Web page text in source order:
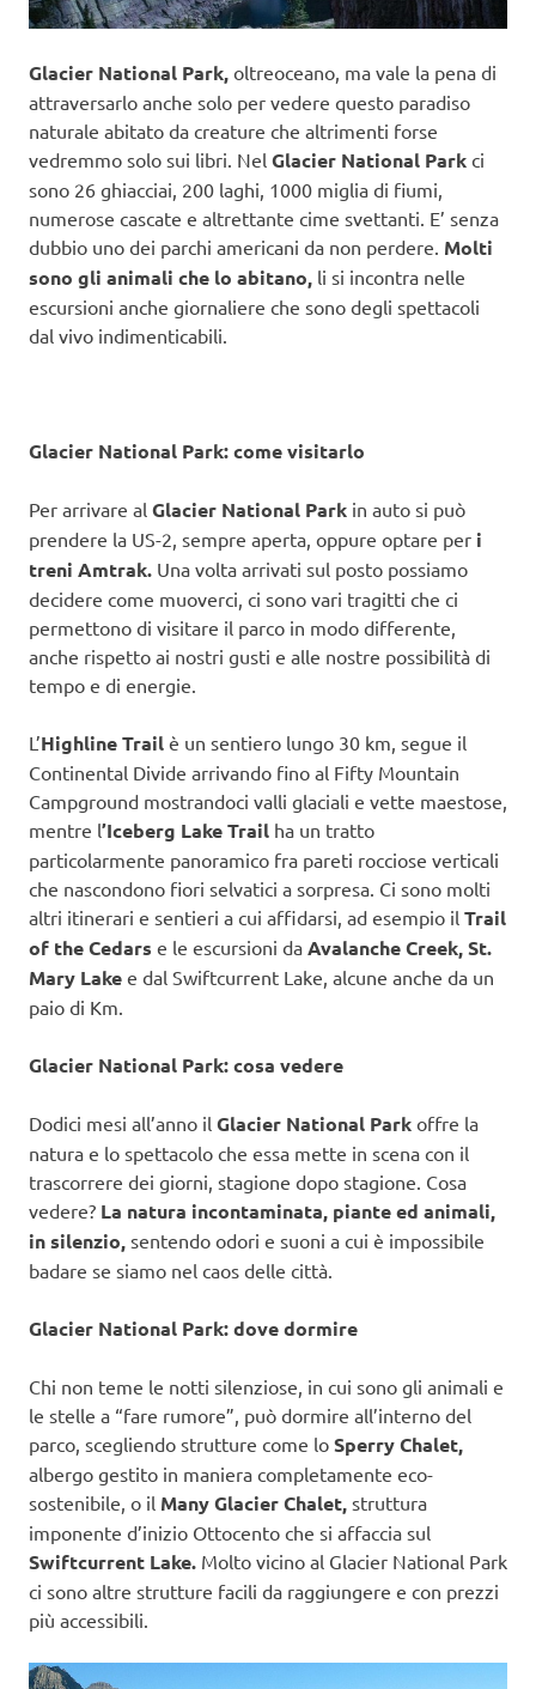
Glacier National Park, oltreoceano, ma vale la pena di
attraversarlo anche solo per vedere questo paradiso
naturale abitato da creature che altrimenti forse
vedremmo solo sui libri. Nel Glacier National Park ci
sono 26 ghiacciai, 200 laghi, 1000 miglia di fiumi,
numerose cascate e altrettante cime svettanti. E’ senza
dubbio uno dei parchi americani da non perdere. Molti
sono gli animali che lo abitano, li si incontra nelle
escursioni anche giornaliere che sono degli spettacoli
dal vivo indimenticabili.
Glacier National Park: come visitarlo
Per arrivare al Glacier National Park in auto si può
prendere la US-2, sempre aperta, oppure optare per i
treni Amtrak. Una volta arrivati sul posto possiamo
decidere come muoverci, ci sono vari tragitti che ci
permettono di visitare il parco in modo differente,
anche rispetto ai nostri gusti e alle nostre possibilità di
tempo e di energie.
L’Highline Trail è un sentiero lungo 30 km, segue il
Continental Divide arrivando fino al Fifty Mountain
Campground mostrandoci valli glaciali e vette maestose,
mentre l’Iceberg Lake Trail ha un tratto
particolarmente panoramico fra pareti rocciose verticali
che nascondono fiori selvatici a sorpresa. Ci sono molti
altri itinerari e sentieri a cui affidarsi, ad esempio il Trail
of the Cedars e le escursioni da Avalanche Creek, St.
Mary Lake e dal Swiftcurrent Lake, alcune anche da un
paio di Km.
Glacier National Park: cosa vedere
Dodici mesi all’anno il Glacier National Park offre la
natura e lo spettacolo che essa mette in scena con il
trascorrere dei giorni, stagione dopo stagione. Cosa
vedere? La natura incontaminata, piante ed animali,
in silenzio, sentendo odori e suoni a cui è impossibile
badare se siamo nel caos delle città.
Glacier National Park: dove dormire
Chi non teme le notti silenziose, in cui sono gli animali e
le stelle a “fare rumore”, può dormire all’interno del
parco, scegliendo strutture come lo Sperry Chalet,
albergo gestito in maniera completamente eco-
sostenibile, o il Many Glacier Chalet, struttura
imponente d’inizio Ottocento che si affaccia sul
Swiftcurrent Lake. Molto vicino al Glacier National Park
ci sono altre strutture facili da raggiungere e con prezzi
più accessibili.